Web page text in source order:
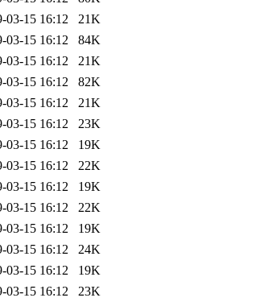
03-15 16:12
21K
03-15 16:12
84K
03-15 16:12
21K
03-15 16:12
82K
03-15 16:12
21K
03-15 16:12
23K
03-15 16:12
19K
03-15 16:12
22K
03-15 16:12
19K
03-15 16:12
22K
03-15 16:12
19K
03-15 16:12
24K
03-15 16:12
19K
03-15 16:12
23K